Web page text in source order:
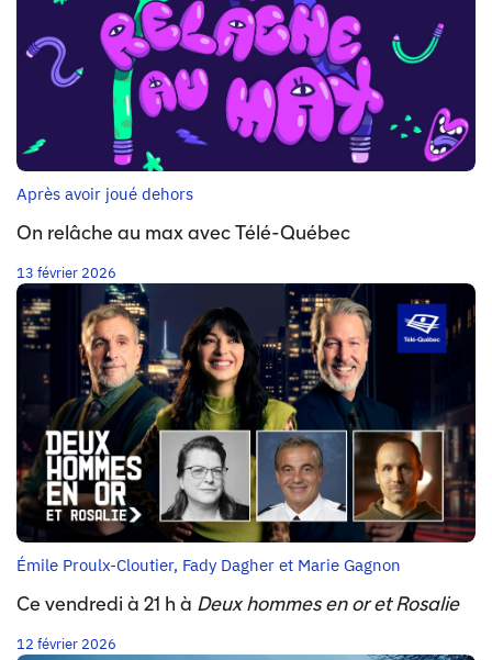
Après avoir joué dehors
On relâche au max avec Télé-Québec
13 février 2026
Émile Proulx-Cloutier, Fady Dagher et Marie Gagnon
Ce vendredi à 21 h à Deux hommes en or et Rosalie
12 février 2026